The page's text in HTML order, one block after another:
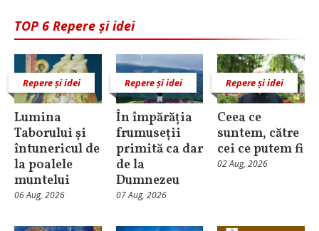
TOP 6 Repere și idei
Repere și idei
Lumina
Taborului și
întunericul de
la poalele
muntelui
06 Aug, 2026
Repere și idei
În împărăția
frumuseții
primită ca dar
de la
Dumnezeu
07 Aug, 2026
Repere și idei
Ceea ce
suntem, către
cei ce putem fi
02 Aug, 2026